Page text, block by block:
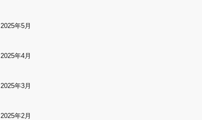
2025年5月
2025年4月
2025年3月
2025年2月